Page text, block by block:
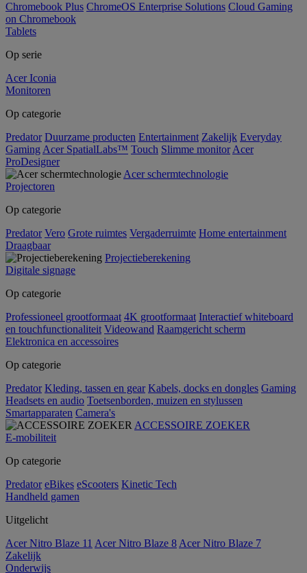
Chromebook Plus ChromeOS Enterprise Solutions Cloud Gaming
on Chromebook
Tablets
Op serie
Acer Iconia
Monitoren
Op categorie
Predator Duurzame producten Entertainment Zakelijk Everyday
Gaming Acer SpatialLabs™ Touch Slimme monitor Acer
ProDesigner
Acer schermtechnologie
Projectoren
Op categorie
Predator Vero Grote ruimtes Vergaderruimte Home entertainment
Draagbaar
Projectieberekening
Digitale signage
Op categorie
Professioneel grootformaat 4K grootformaat Interactief whiteboard
en touchfunctionaliteit Videowand Raamgericht scherm
Elektronica en accessoires
Op categorie
Predator Kleding, tassen en gear Kabels, docks en dongles Gaming
Headsets en audio Toetsenborden, muizen en stylussen
Smartapparaten Camera's
ACCESSOIRE ZOEKER
E-mobiliteit
Op categorie
Predator eBikes eScooters Kinetic Tech
Handheld gamen
Uitgelicht
Acer Nitro Blaze 11 Acer Nitro Blaze 8 Acer Nitro Blaze 7
Zakelijk
Onderwijs